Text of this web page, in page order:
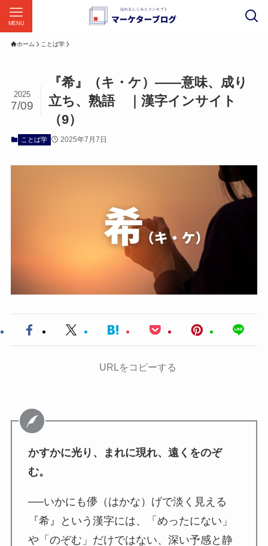
MENU
ホーム ことば学
『希』（キ・ケ）——意味、成り
立ち、熟語 ｜漢字インサイト
（9）
2025
7/09
ことば学 2025年7月7日
URLをコピーする
かすかに光り、まれに現れ、遠くをのぞ
む。
──いかにも儚（はかな）げで淡く見える
『希』という漢字には、「めったにない」
や「のぞむ」だけではない、深い予感と静